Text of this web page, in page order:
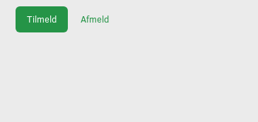
Tilmeld Afmeld